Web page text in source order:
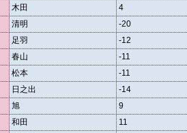
木田
4
清明
-20
足羽
-12
春山
-11
松本
-11
日之出
-14
旭
9
和田
11